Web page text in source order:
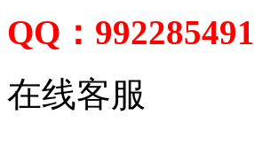
QQ：992285491
在线客服